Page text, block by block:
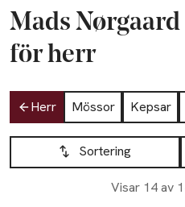
Mads
för herr
Hoppa till produktsidan
Herr Mössor Kepsar
Hoppa till produktsidan
Sortering
Visar 14 av
Lista över produkter